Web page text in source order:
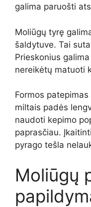
galima paruošti
Moliūgų tyrę
šaldytuve. Tai
Prieskonius
nereikėtų matuoti
Formos
miltais padės
naudoti kepimo
paprasčiau.
pyrago tešla
Moliūgų